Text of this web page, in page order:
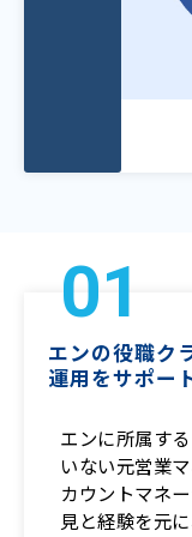
01
エンの役職ク
運用をサポー
エンに所属す
いない元営業
カウントマネ
見と​経験を元